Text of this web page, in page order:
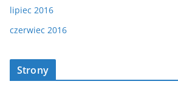
lipiec 2016
czerwiec 2016
Strony